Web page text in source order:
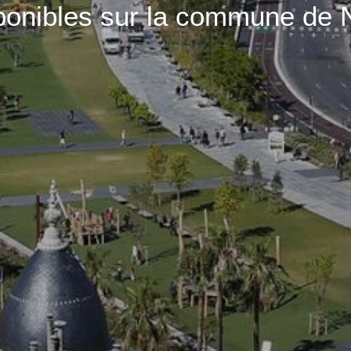
sur la commune de